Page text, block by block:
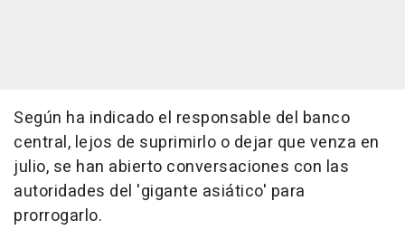
Según ha indicado el responsable del banco
central, lejos de suprimirlo o dejar que venza en
julio, se han abierto conversaciones con las
autoridades del 'gigante asiático' para
prorrogarlo.